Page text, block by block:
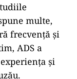
multe,
frecvență și
ADS a
și